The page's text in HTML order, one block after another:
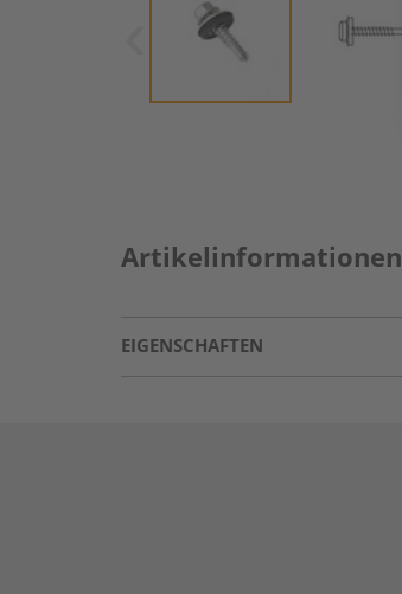
Artikelinformationen
EIGENSCHAFTEN